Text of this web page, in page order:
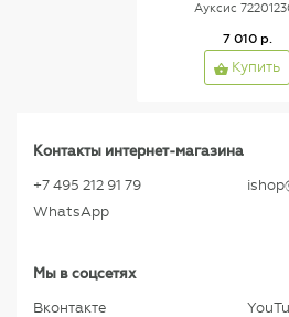
Ауксис
7 010 р.
Купить
Контакты интернет-магазина
+7 495 212 91 79
WhatsApp
Мы в соцсетях
Вконтакте